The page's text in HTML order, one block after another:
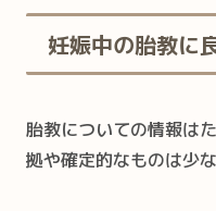
妊娠中の胎教に
胎教についての情報は
拠や確定的なものは少